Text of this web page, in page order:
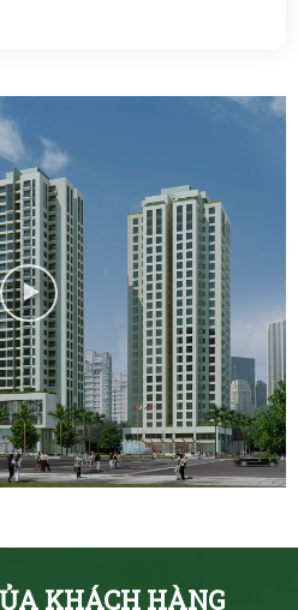
KHÁCH HÀNG